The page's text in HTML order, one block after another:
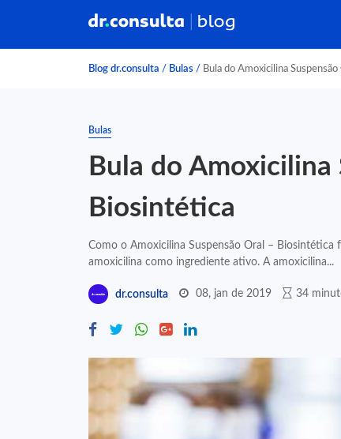
Blog dr.consulta / Bulas / Bula do Amoxicilina
Bulas
Bula do Amoxicilina
Biosintética
Como o Amoxicilina Suspensão Oral –
amoxicilina como ingrediente ativo. A amoxicilina...
dr.consulta 08, jan de 2019 34